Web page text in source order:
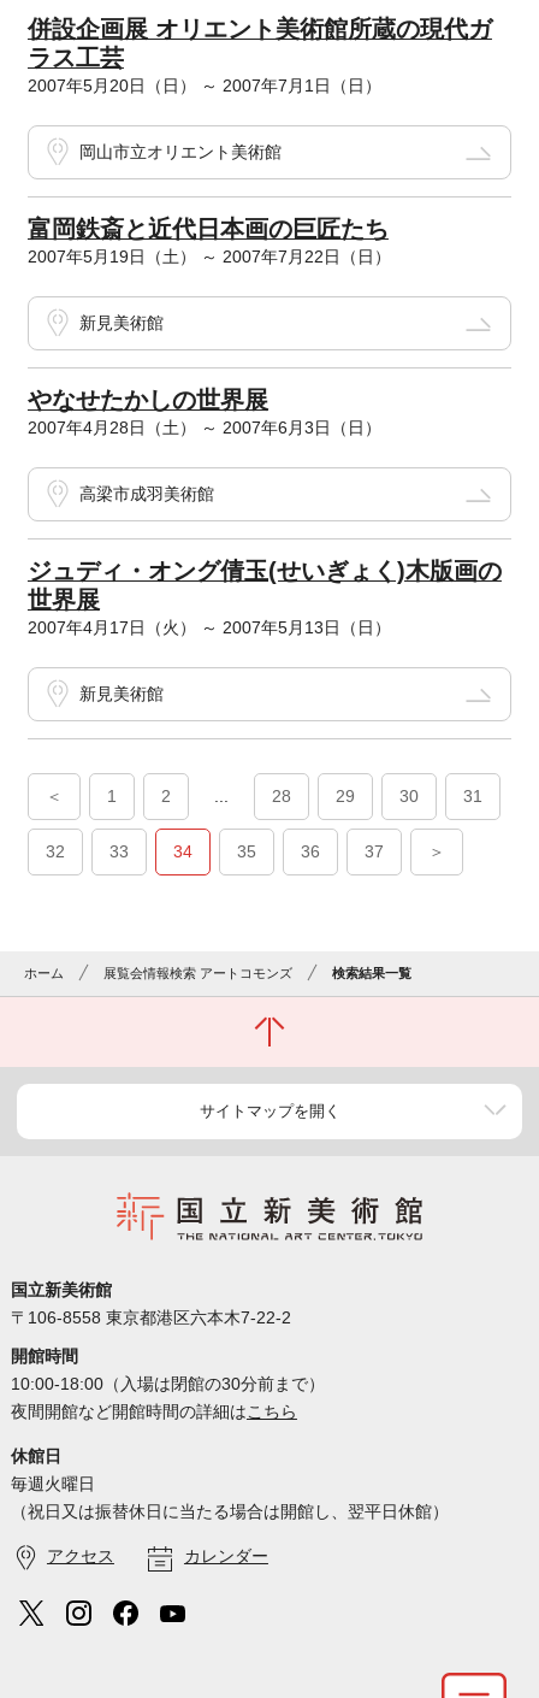
併設企画展 オリエント美術館所蔵の現代ガ
ラス工芸
2007年5月20日（日） ～ 2007年7月1日（日）
岡山市立オリエント美術館
富岡鉄斎と近代日本画の巨匠たち
2007年5月19日（土） ～ 2007年7月22日（日）
新見美術館
やなせたかしの世界展
2007年4月28日（土） ～ 2007年6月3日（日）
高梁市成羽美術館
ジュディ・オング倩玉(せいぎょく)木版画の
世界展
2007年4月17日（火） ～ 2007年5月13日（日）
新見美術館
＜ 1 2 28 29 30 31
32 33 34 35 36 37 ＞
ホーム 展覧会情報検索 アートコモンズ 検索結果一覧
サイトマップを開く
国立新美術館
〒106-8558 東京都港区六本木7-22-2
開館時間
10:00-18:00（入場は閉館の30分前まで）
夜間開館など開館時間の詳細はこちら
休館日
毎週火曜日
（祝日又は振替休日に当たる場合は開館し、翌平日休館）
アクセス カレンダー